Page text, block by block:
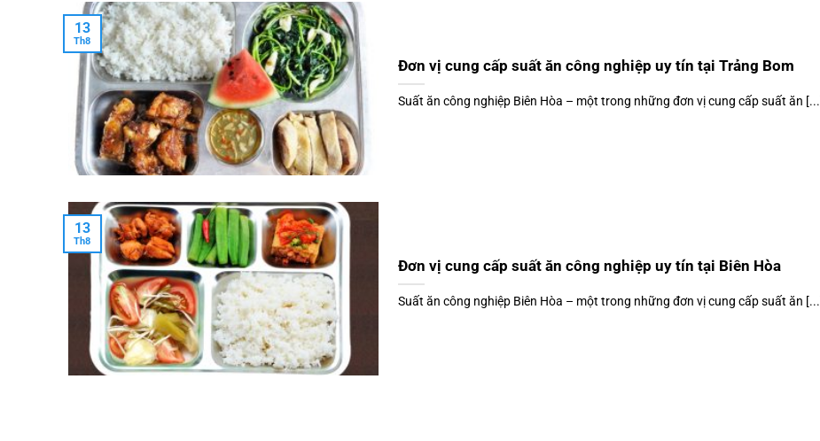
Đơn vị cung cấp suất ăn công nghiệp uy tín tại Trảng Bom
Suất ăn công nghiệp Biên Hòa – một trong những đơn vị cung cấp suất ăn [...]
13
Th8
Đơn vị cung cấp suất ăn công nghiệp uy tín tại Biên Hòa
Suất ăn công nghiệp Biên Hòa – một trong những đơn vị cung cấp suất ăn [...]
13
Th8